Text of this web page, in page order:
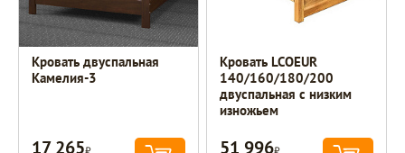
Кровать двуспальная
Камелия-3
17 265Р
Кровать LCOEUR
140/160/180/200
двуспальная с низким
изножьем
51 996Р